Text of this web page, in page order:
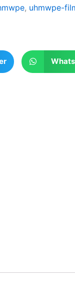
, uhmwpe-